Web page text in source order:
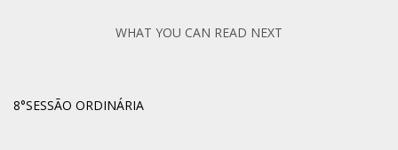
WHAT YOU CAN READ NEXT
8°SESSÃO ORDINÁRIA